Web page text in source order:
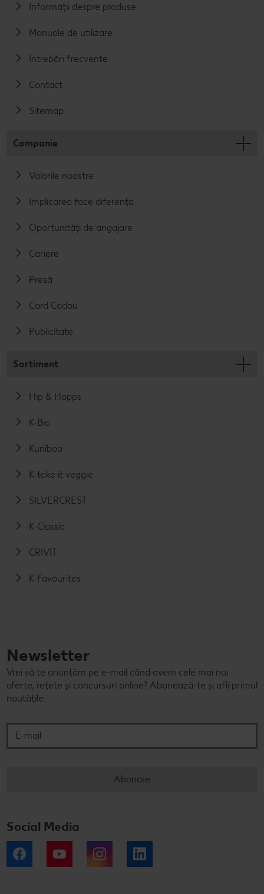
Informații despre produse
Manuale de utilizare
Întrebări frecvente
Contact
Sitemap
Companie
Valorile noastre
Implicarea face diferența
Oportunități de angajare
Cariere
Presă
Card Cadou
Publicitate
Sortiment
Hip & Hopps
K-Bio
Kuniboo
K-take it veggie
SILVERCREST
K-Classic
CRIVIT
K-Favourites
Newsletter
Vrei să te anunțăm pe e-mail când avem cele mai noi
oferte, rețete și concursuri online? Abonează-te și afli primul
noutățile.
Abonare
Social Media
Facebook YouTube Instagram